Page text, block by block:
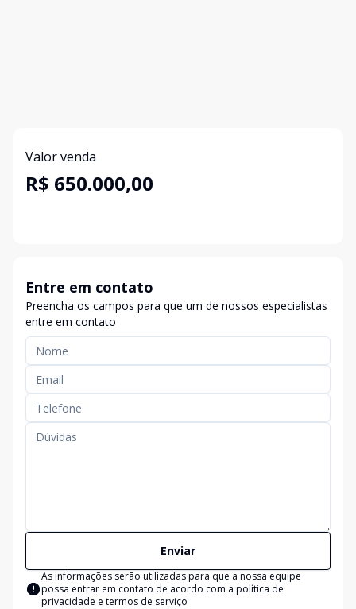
Valor venda
R$ 650.000,00
Entre em contato
Preencha os campos para que um de nossos especialistas
entre em contato
Enviar
As informações serão utilizadas para que a nossa equipe
possa entrar em contato de acordo com a política de
privacidade e termos de serviço